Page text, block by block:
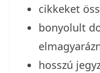
cikkeket
bonyolult
hosszú